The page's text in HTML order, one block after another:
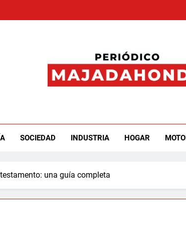
SOCIEDAD INDUSTRIA HOGAR
una guía completa